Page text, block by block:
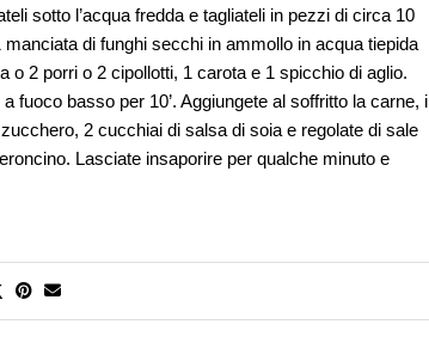
sotto l’acqua fredda e tagliateli in pezzi di circa 10
di funghi secchi in ammollo in acqua tiepida
o 2 porri o 2 cipollotti, 1 carota e 1 spicchio di aglio.
fuoco basso per 10’. Aggiungete al soffritto la carne, i
2 cucchiai di salsa di soia e regolate di sale
Lasciate insaporire per qualche minuto e